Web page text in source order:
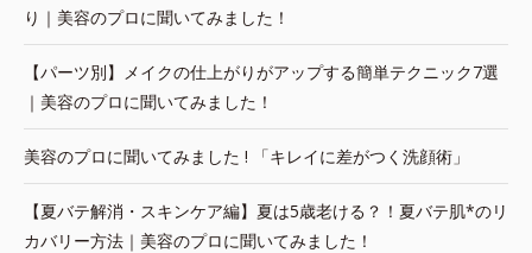
り｜美容のプロに聞いてみました！
【パーツ別】メイクの仕上がりがアップする簡単テクニック7選
｜美容のプロに聞いてみました！
美容のプロに聞いてみました ! 「キレイに差がつく洗顔術」
【夏バテ解消・スキンケア編】夏は5歳老ける？！夏バテ肌*のリ
カバリー方法｜美容のプロに聞いてみました！